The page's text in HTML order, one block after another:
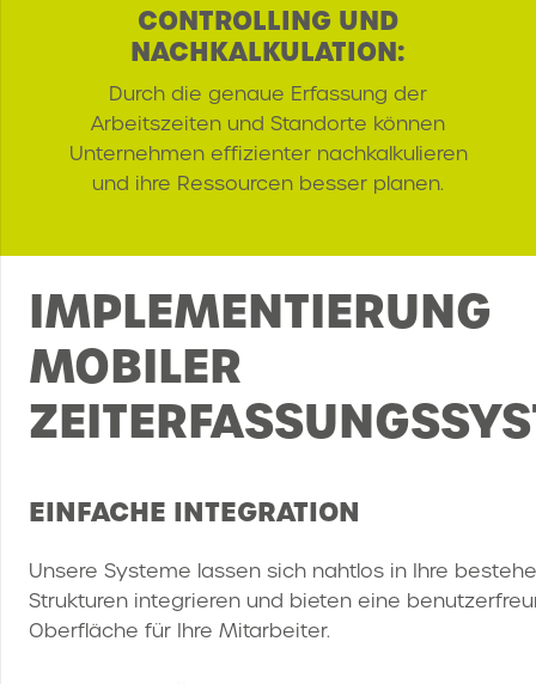
CONTROLLING UND
NACHKALKULATION:
Durch die genaue Erfassung der
Arbeitszeiten und Standorte können
Unternehmen effizienter nachkalkulieren
und ihre Ressourcen besser planen.
IMPLEMENTIERUNG
MOBILER
EINFACHE INTEGRATION
Unsere Systeme lassen sich nahtlos in Ihre
Strukturen integrieren und bieten eine
Oberfläche für Ihre Mitarbeiter.